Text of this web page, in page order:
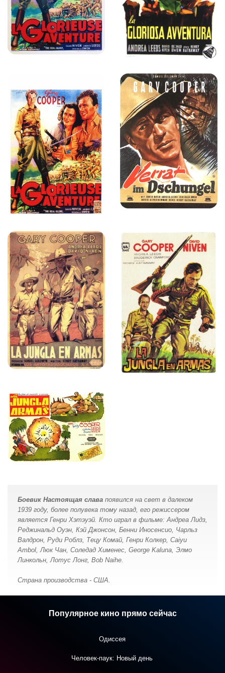
Боевик Настоящая слава появился на свет в далеком
1939 году, более полувека тому назад, его режиссером
является Генри Хэтэуэй. Кто играл в фильме: Андреа Лидз,
Реджинальд Оуэн, Кэй Джонсон, Бенни Иносенсио, Чарльз
Валдрон, Руди Роблз, Тецу Комай, Генри Колкер, Caiyu
Ambol, Люк Чан, Соледад Хименес, George Kaluna, Элмо
Линкольн, Лотус Лонг, Bob Naihe.
Страна производства - США.
Популярное кино прямо сейчас
Одиссея
Человек-паук: Новый день